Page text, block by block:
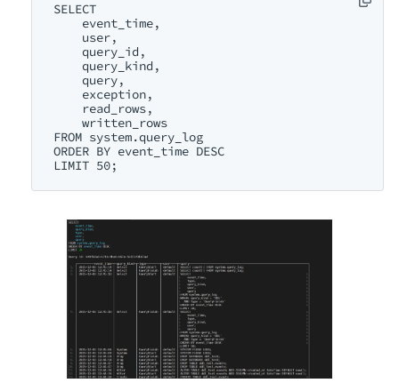
SELECT
    event_time,
    user,
    query_id,
    query_kind,
    query,
    exception,
    read_rows,
    written_rows
FROM system.query_log
ORDER BY event_time DESC